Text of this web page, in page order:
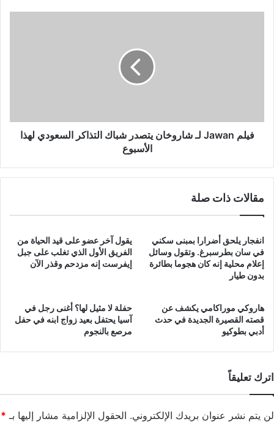
لهذا
الأسبوع
فيلم Jawan لـ شاروخان يتصدر شباك التذاكر السعودي لهذا
الأسبوع
مقالات ذات صلة
انفجار يلحق أضرارا بمبنى سكني
في سان بطرسبرغ. وتقول وسائل
إعلام محلية إنه كان هجوما بطائرة
بدون طيار
يقول آخر عضو على قيد الحياة من
الفريق الأول الذي تغلب على جبل
إيفرست إنه مزدحم وقذر الآن
هاروكي موراكامي يكشف عن
قصته القصيرة الجديدة في حدث
أدبي بطوكيو
حفلة لا مثيل لها؟ أغنى رجل في
آسيا يحتفل بعيد زواج ابنه في حفل
مرصع بالنجوم
اترك تعليقاً
لن يتم نشر عنوان بريدك الإلكتروني. الحقول الإلزامية مشار إليها بـ *